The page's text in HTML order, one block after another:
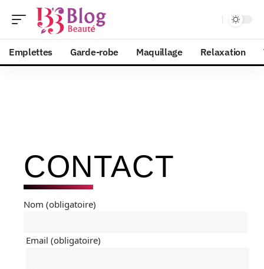
Emplettes Garde-robe Maquillage Relaxation
CONTACT
Nom (obligatoire)
Email (obligatoire)